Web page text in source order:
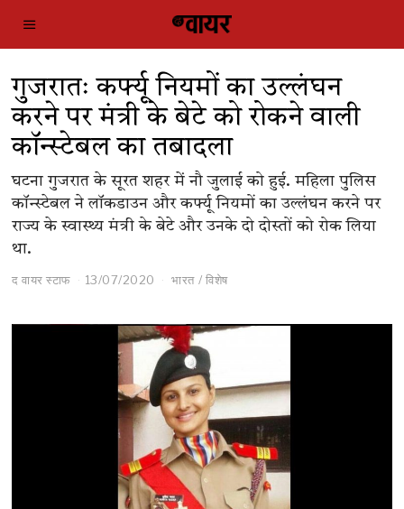
गुजरातः कर्फ्यू नियमों का उल्लंघन
करने पर मंत्री के बेटे को रोकने वाली
कॉन्स्टेबल का तबादला
घटना गुजरात के सूरत शहर में नौ जुलाई को हुई. महिला पुलिस
कॉन्स्टेबल ने लॉकडाउन और कर्फ्यू नियमों का उल्लंघन करने पर
राज्य के स्वास्थ्य मंत्री के बेटे और उनके दो दोस्तों को रोक लिया
था.
द वायर स्टाफ 13/07/2020 भारत / विशेष